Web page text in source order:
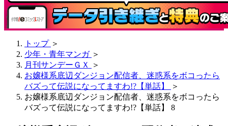
トップ ＞
少年・青年マンガ ＞
月刊サンデーＧＸ
＞
お嬢様系底辺ダンジョン配信者、迷惑系をボコったら
バズって伝説になってますわ!?【単話】
＞
お嬢様系底辺ダンジョン配信者、迷惑系をボコったら
バズって伝説になってますわ!?【単話】 8